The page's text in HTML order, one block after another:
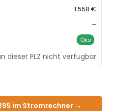
1.558 €
–
Öko
dieser PLZ nicht verfügbar
im Stromrechner →